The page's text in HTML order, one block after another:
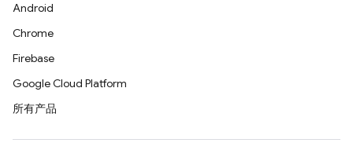
Android
Chrome
Firebase
Google Cloud Platform
所有产品